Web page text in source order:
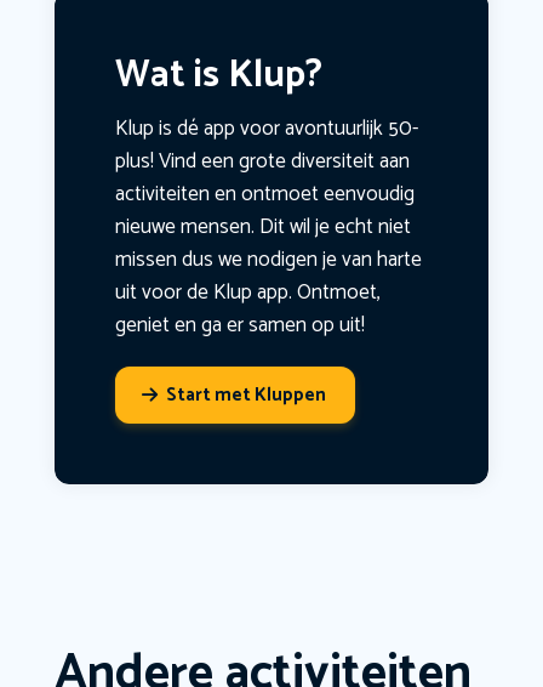
Wat is Klup?
Klup is dé app voor avontuurlijk 50-
plus! Vind een grote diversiteit aan
activiteiten en ontmoet eenvoudig
nieuwe mensen. Dit wil je echt niet
missen dus we nodigen je van harte
uit voor de Klup app. Ontmoet,
geniet en ga er samen op uit!
Start met Kluppen